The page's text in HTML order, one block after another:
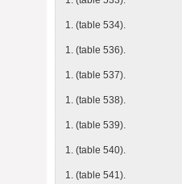
1. (table 534).
1. (table 536).
1. (table 537).
1. (table 538).
1. (table 539).
1. (table 540).
1. (table 541).